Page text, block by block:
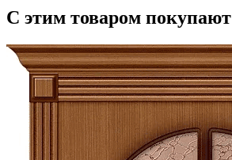
С этим товаром покупают